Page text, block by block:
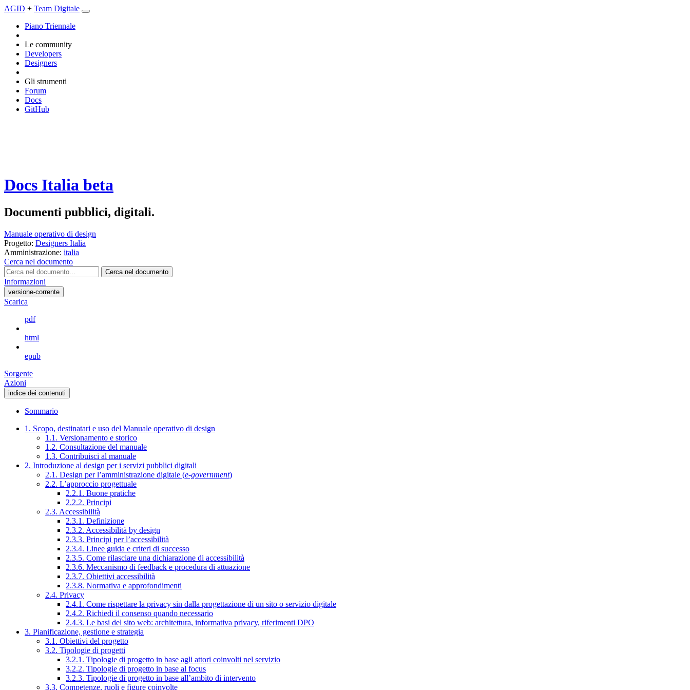
AGID + Team Digitale
Piano Triennale
Le community
Developers
Designers
Gli strumenti
Forum
Docs
GitHub
Docs Italia beta
Documenti pubblici, digitali.
Manuale operativo di design
Progetto: Designers Italia
Amministrazione: italia
Cerca nel documento
Cerca nel documento
Informazioni
versione-corrente
Scarica
pdf
html
epub
Sorgente
Azioni
indice dei contenuti
Sommario
1. Scopo, destinatari e uso del Manuale operativo di design
1.1. Versionamento e storico
1.2. Consultazione del manuale
1.3. Contribuisci al manuale
2. Introduzione al design per i servizi pubblici digitali
2.1. Design per l’amministrazione digitale (e-government)
2.2. L’approccio progettuale
2.2.1. Buone pratiche
2.2.2. Principi
2.3. Accessibilità
2.3.1. Definizione
2.3.2. Accessibilità by design
2.3.3. Principi per l’accessibilità
2.3.4. Linee guida e criteri di successo
2.3.5. Come rilasciare una dichiarazione di accessibilità
2.3.6. Meccanismo di feedback e procedura di attuazione
2.3.7. Obiettivi accessibilità
2.3.8. Normativa e approfondimenti
2.4. Privacy
2.4.1. Come rispettare la privacy sin dalla progettazione di un sito o servizio digitale
2.4.2. Richiedi il consenso quando necessario
2.4.3. Le basi del sito web: architettura, informativa privacy, riferimenti DPO
3. Pianificazione, gestione e strategia
3.1. Obiettivi del progetto
3.2. Tipologie di progetti
3.2.1. Tipologie di progetto in base agli attori coinvolti nel servizio
3.2.2. Tipologie di progetto in base al focus
3.2.3. Tipologie di progetto in base all’ambito di intervento
3.3. Competenze, ruoli e figure coinvolte